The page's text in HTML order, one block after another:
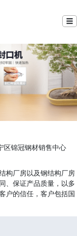
☰
区锦冠钢材销售中心
构厂房以及钢结构厂房
、保证产品质量，以多
户的信任，客户包括国